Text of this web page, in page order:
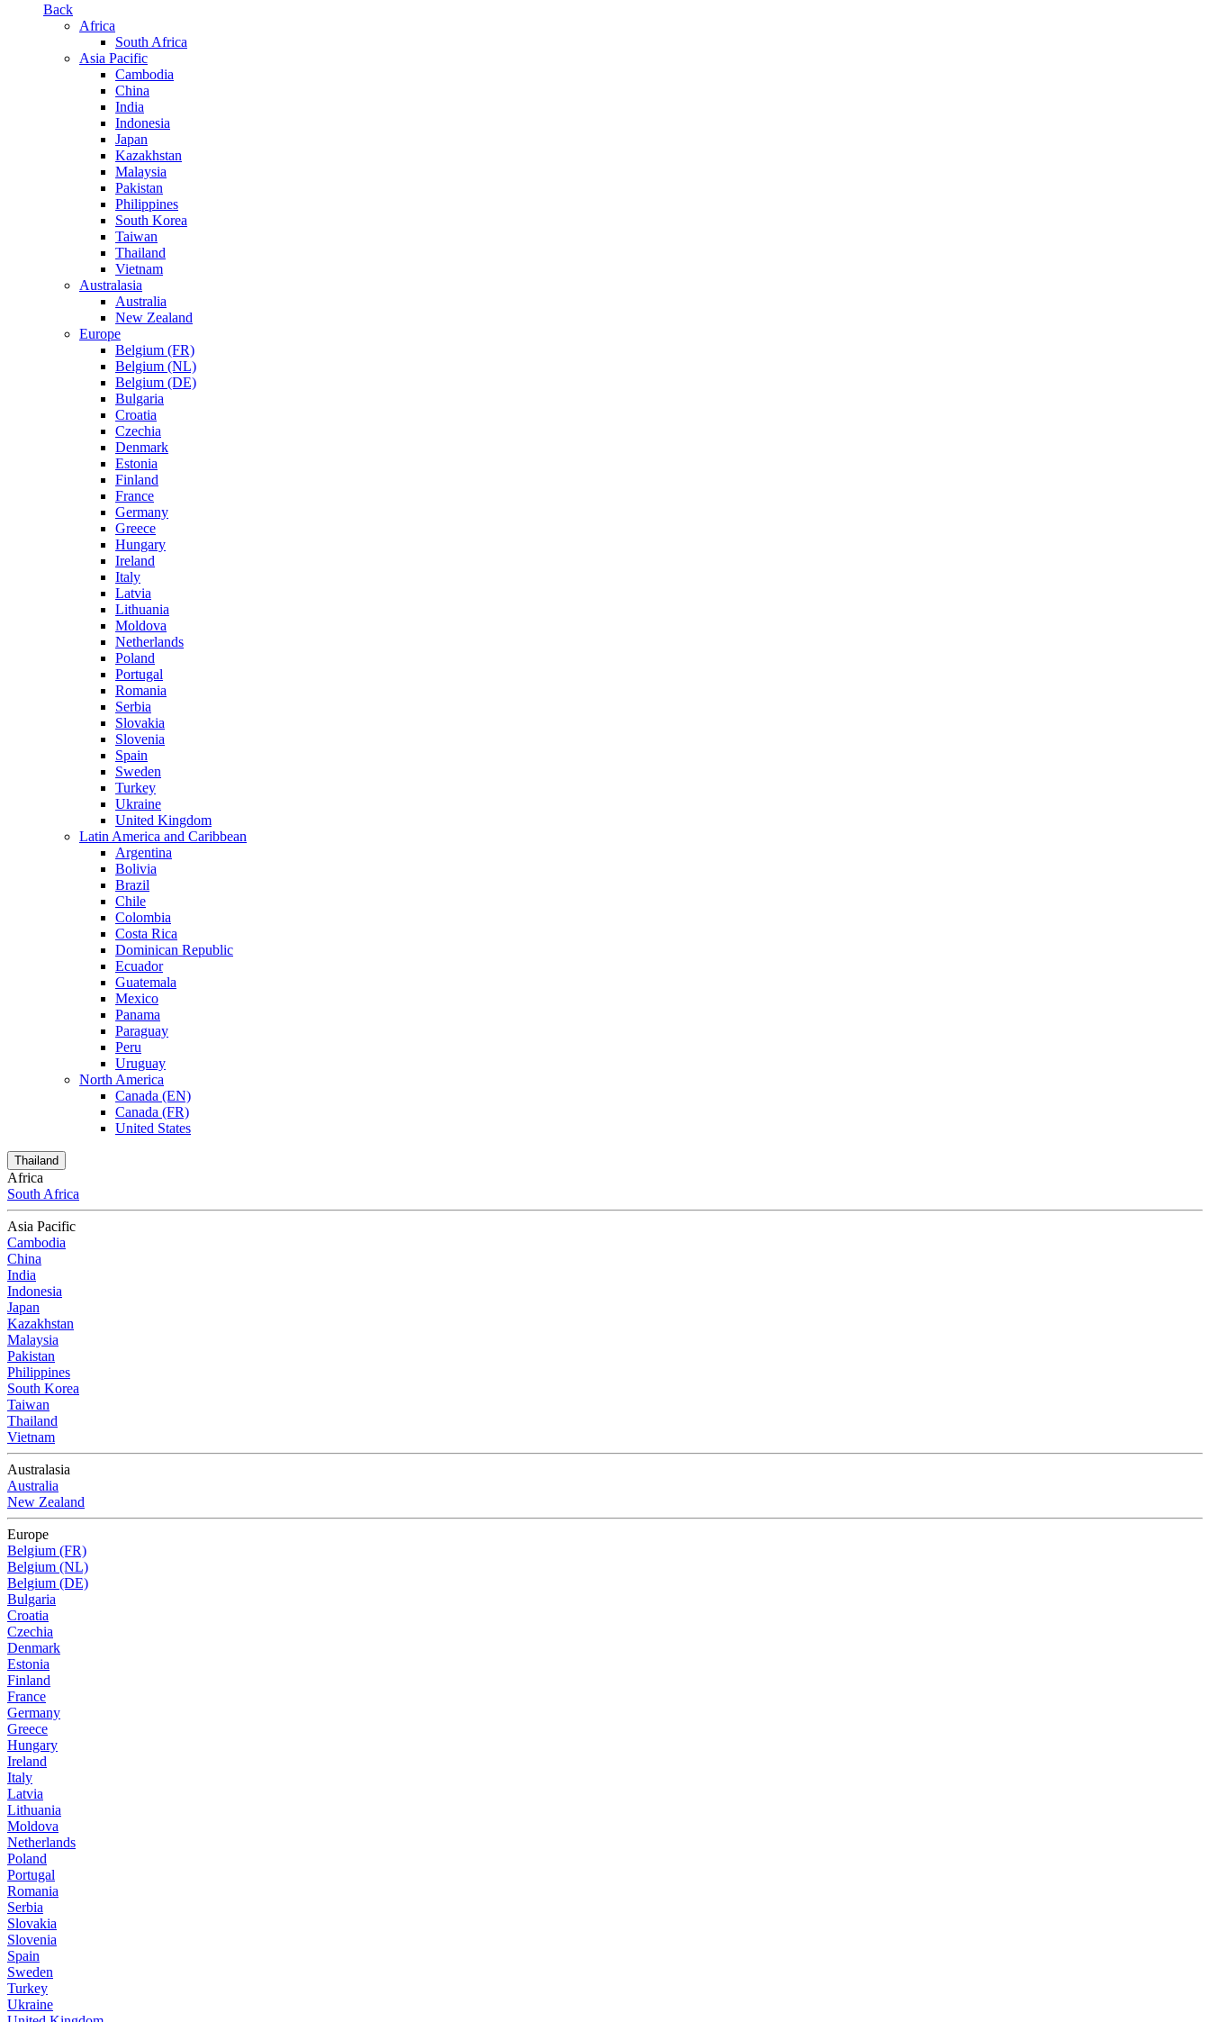
Back
Africa
South Africa
Asia Pacific
Cambodia
China
India
Indonesia
Japan
Kazakhstan
Malaysia
Pakistan
Philippines
South Korea
Taiwan
Thailand
Vietnam
Australasia
Australia
New Zealand
Europe
Belgium (FR)
Belgium (NL)
Belgium (DE)
Bulgaria
Croatia
Czechia
Denmark
Estonia
Finland
France
Germany
Greece
Hungary
Ireland
Italy
Latvia
Lithuania
Moldova
Netherlands
Poland
Portugal
Romania
Serbia
Slovakia
Slovenia
Spain
Sweden
Turkey
Ukraine
United Kingdom
Latin America and Caribbean
Argentina
Bolivia
Brazil
Chile
Colombia
Costa Rica
Dominican Republic
Ecuador
Guatemala
Mexico
Panama
Paraguay
Peru
Uruguay
North America
Canada (EN)
Canada (FR)
United States
Thailand
Africa
South Africa
Asia Pacific
Cambodia
China
India
Indonesia
Japan
Kazakhstan
Malaysia
Pakistan
Philippines
South Korea
Taiwan
Thailand
Vietnam
Australasia
Australia
New Zealand
Europe
Belgium (FR)
Belgium (NL)
Belgium (DE)
Bulgaria
Croatia
Czechia
Denmark
Estonia
Finland
France
Germany
Greece
Hungary
Ireland
Italy
Latvia
Lithuania
Moldova
Netherlands
Poland
Portugal
Romania
Serbia
Slovakia
Slovenia
Spain
Sweden
Turkey
Ukraine